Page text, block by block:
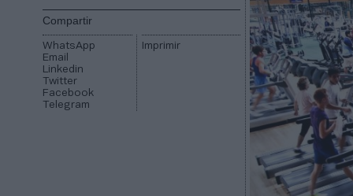
Compartir
WhatsApp
Email
Linkedin
Twitter
Facebook
Telegram
Imprimir